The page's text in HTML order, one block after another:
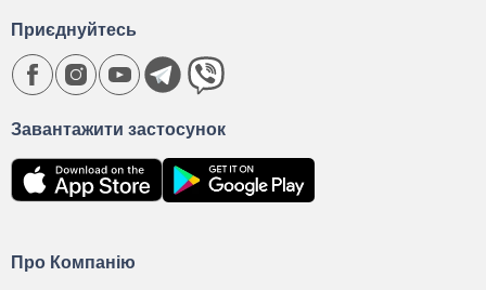
Про Компанію
Завантажити застосунок
Приєднуйтесь